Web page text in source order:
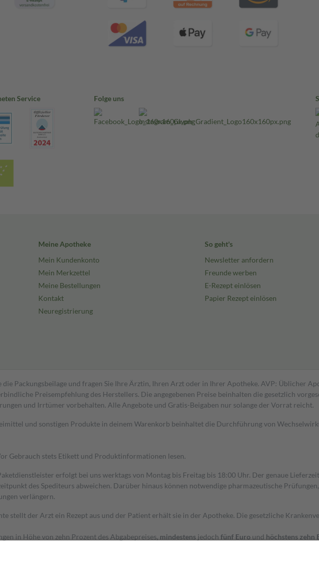
Service Folge uns
Meine Apotheke
Mein Kundenkonto
Mein Merkzettel
Meine Bestellungen
Kontakt
Neuregistrierung
So geht's
Newsletter anfordern
Freunde werben
E-Rezept einlösen
Papier Rezept einlösen
die Packungsbeilage und fragen Sie Ihre Ärztin, Ihren Arzt oder in Ihrer Apotheke. AVP: Üblicher
Preisempfehlung des Herstellers. Die angegebenen Preise beinhalten die gesetzlich
und Irrtümer vorbehalten. Alle Angebote und Gratis-Beigaben nur solange der Vorrat reicht.
und sonstigen Produkte in deinem Warenkorb beinhaltet die Durchführung von
Gebrauch stets Etikett und Produktinformationen lesen.
erfolgt bei uns werktags von Montag bis Freitag bis 18:00 Uhr. Der genaue
des Spediteurs abweichen. Darüber hinaus können notwendige pharmazeutische
verlängern.
stellt der Arzt ein Rezept aus und der Patient erhält sie in der Apotheke. Die gesetzliche
in Höhe von zehn Prozent des Abgabepreises, mindestens jedoch fünf Euro und höchstens zehn
Online-Apotheken.